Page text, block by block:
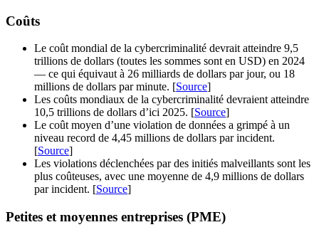
Coûts
Le coût mondial de la cybercriminalité devrait atteindre 9,5
trillions de dollars (toutes les sommes sont en USD) en 2024
— ce qui équivaut à 26 milliards de dollars par jour, ou 18
millions de dollars par minute. [Source]
Les coûts mondiaux de la cybercriminalité devraient atteindre
10,5 trillions de dollars d’ici 2025. [Source]
Le coût moyen d’une violation de données a grimpé à un
niveau record de 4,45 millions de dollars par incident.
[Source]
Les violations déclenchées par des initiés malveillants sont les
plus coûteuses, avec une moyenne de 4,9 millions de dollars
par incident. [Source]
Petites et moyennes entreprises (PME)